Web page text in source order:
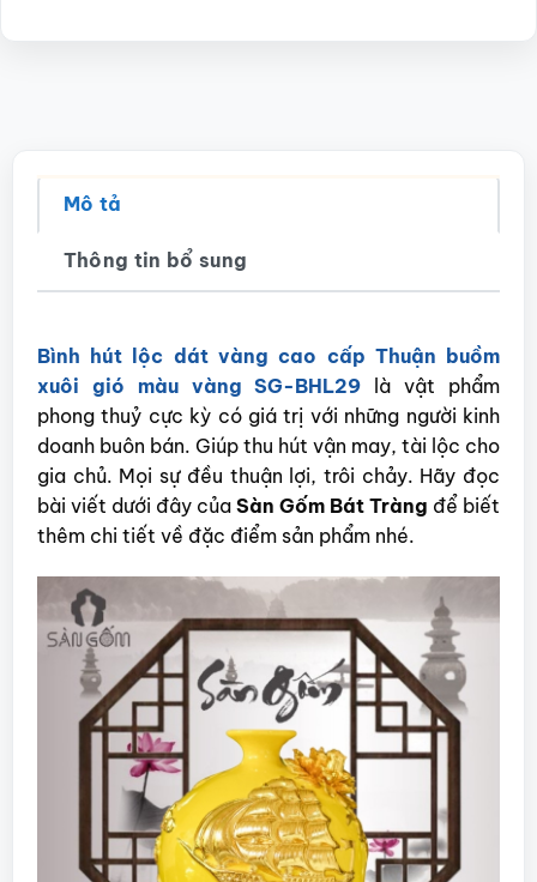
Mô tả
Thông tin bổ sung
Bình hút lộc dát vàng cao cấp Thuận buồm
xuôi gió màu vàng SG-BHL29 là vật phẩm
phong thuỷ cực kỳ có giá trị với những người kinh
doanh buôn bán. Giúp thu hút vận may, tài lộc cho
gia chủ. Mọi sự đều thuận lợi, trôi chảy. Hãy đọc
bài viết dưới đây của Sàn Gốm Bát Tràng để biết
thêm chi tiết về đặc điểm sản phẩm nhé.